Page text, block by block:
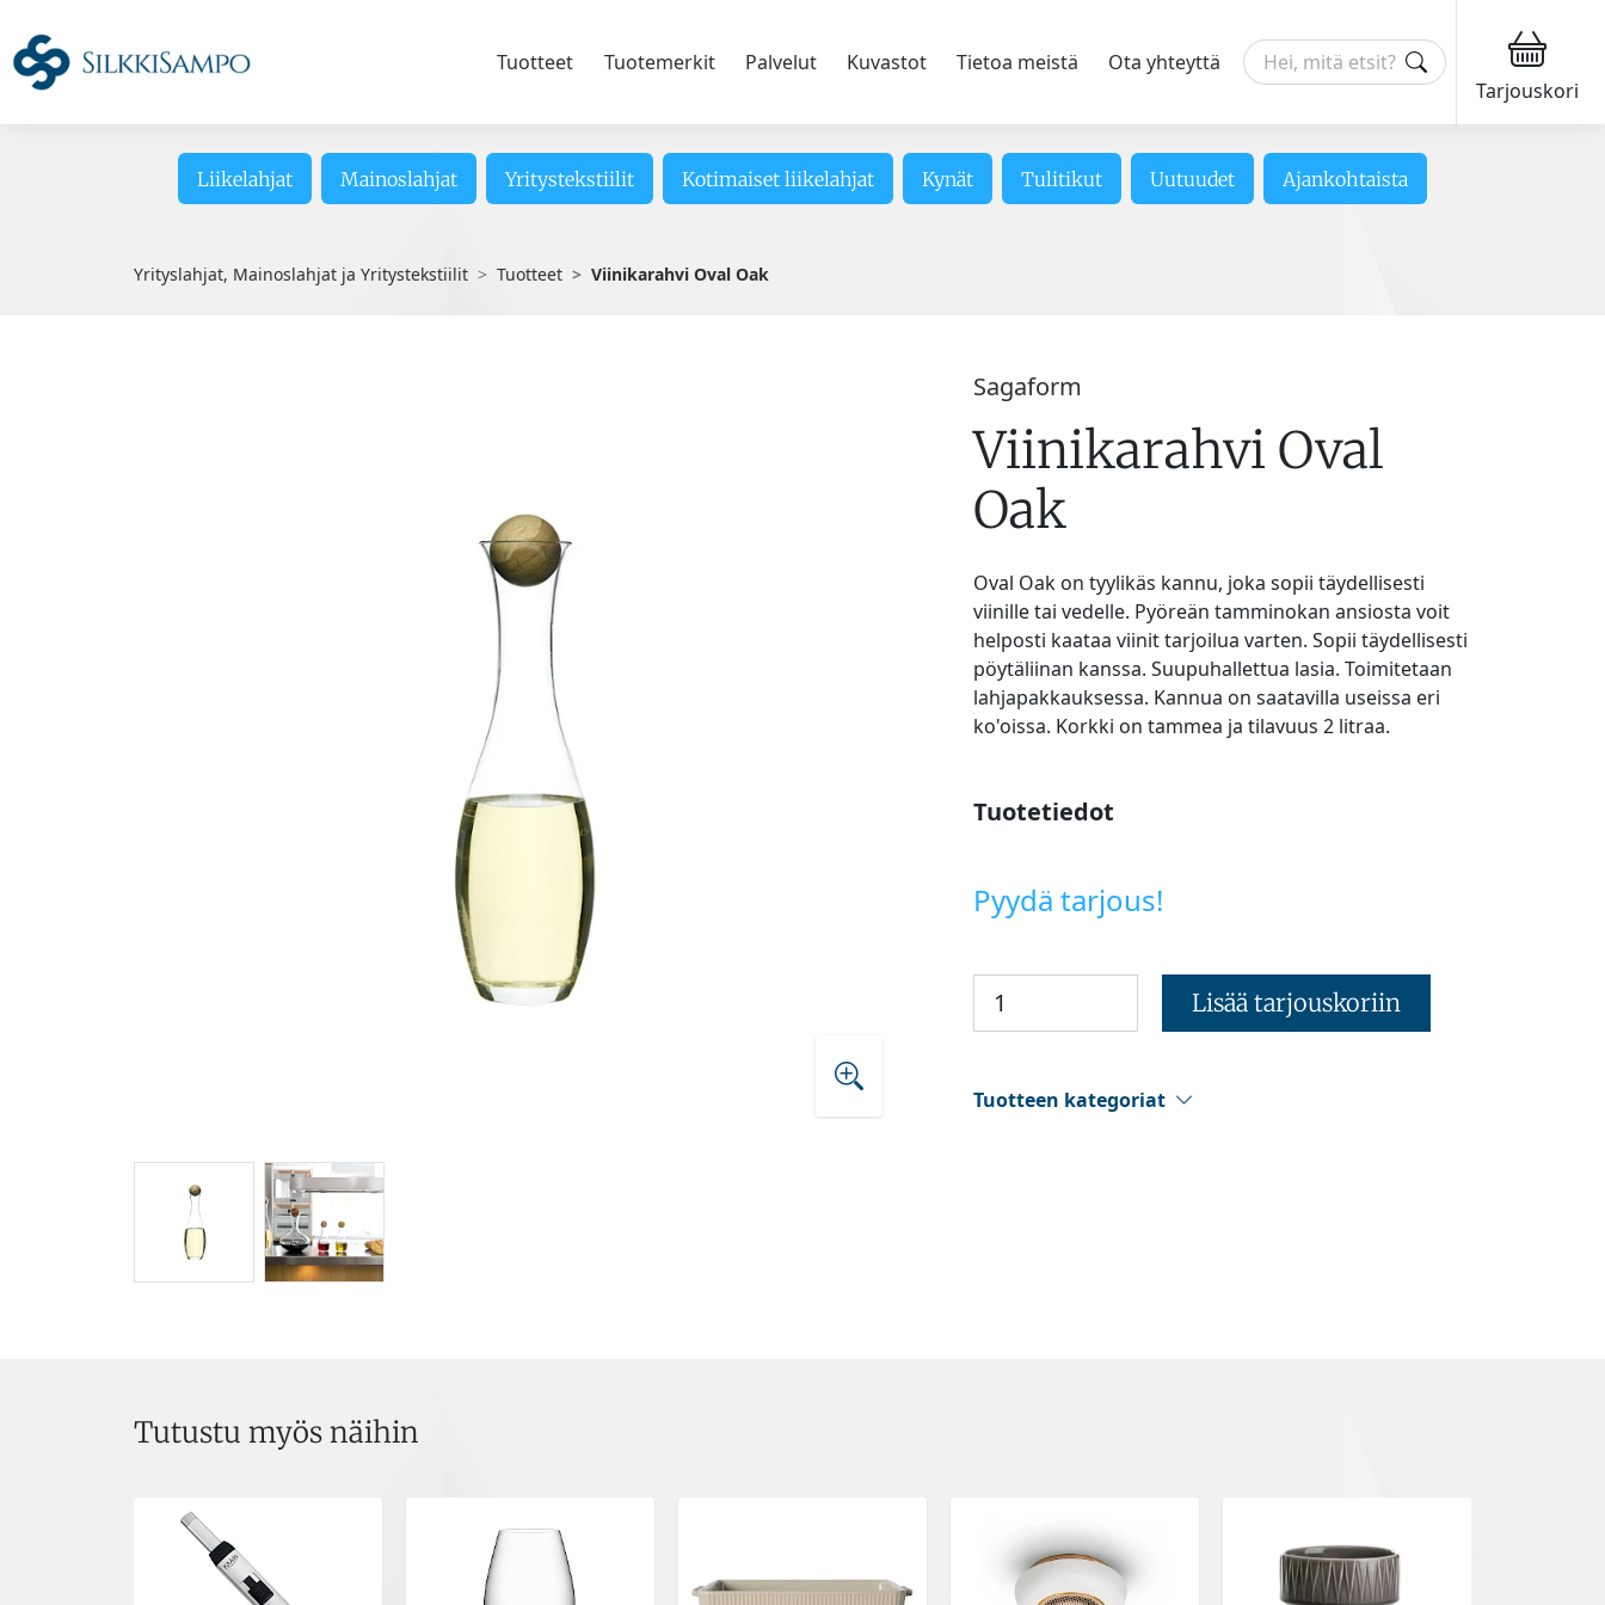
Tuotteet Tuotemerkit Palvelut Kuvastot Tietoa meistä
Ota yhteyttä
Tarjouskori
Liikelahjat Mainoslahjat Yritystekstiilit Kotimaiset liikelahjat Kynät Tulitikut Uutuudet Ajankohtaista
Yrityslahjat, Mainoslahjat ja Yritystekstiilit Tuotteet Viinikarahvi Oval Oak
Sagaform
Viinikarahvi Oval
Oak
Oval Oak on tyylikäs kannu, joka sopii täydellisesti
viinille tai vedelle. Pyöreän tamminokan ansiosta voit
helposti kaataa viinit tarjoilua varten. Sopii täydellisesti
pöytäliinan kanssa. Suupuhallettua lasia. Toimitetaan
lahjapakkauksessa. Kannua on saatavilla useissa eri
ko'oissa. Korkki on tammea ja tilavuus 2 litraa.
Tuotetiedot
Pyydä tarjous!
Lisää tarjouskoriin
Tuotteen kategoriat
Tutustu myös näihin